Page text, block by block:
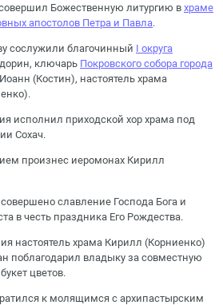
Божественную литургию в храме
апостолов Петра и Павла.
сослужили благочинный I округа
ключарь Покровского собора города
(Костин), настоятель храма
исполнил приходской хор храма под
Сохач.
произнес иеромонах Кирилл
славление Господа Бога и
в честь праздника Его Рождества.
настоятель храма Кирилл (Корниенко)
поблагодарил владыку за совместную
цветов.
к молящимся с архипастырским